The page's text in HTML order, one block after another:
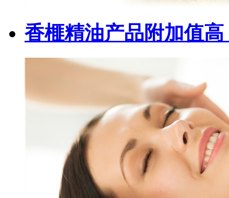
香榧精油产品附加值